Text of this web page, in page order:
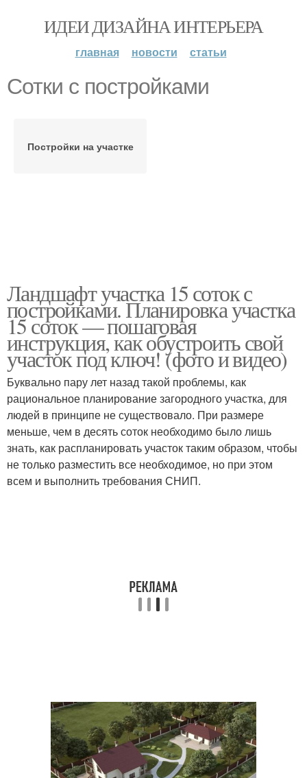
ИДЕИ ДИЗАЙНА ИНТЕРЬЕРА
главная новости статьи
Сотки с постройками
Постройки на участке
Ландшафт участка 15 соток с
постройками. Планировка участка
15 соток — пошаговая
инструкция, как обустроить свой
участок под ключ! (фото и видео)
Буквально пару лет назад такой проблемы, как
рациональное планирование загородного участка, для
людей в принципе не существовало. При размере
меньше, чем в десять соток необходимо было лишь
знать, как распланировать участок таким образом, чтобы
не только разместить все необходимое, но при этом
всем и выполнить требования СНИП.